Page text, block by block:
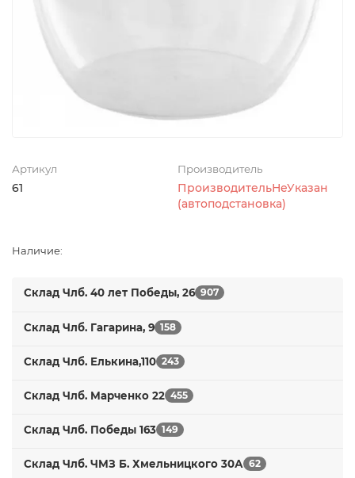
Артикул
61
Производитель
ПроизводительНеУказан
(автоподстановка)
Наличие:
Склад Члб. 40 лет Победы, 26 907
Склад Члб. Гагарина, 9 158
Склад Члб. Елькина,110 243
Склад Члб. Марченко 22 455
Склад Члб. Победы 163 149
Склад Члб. ЧМЗ Б. Хмельницкого 30А 62